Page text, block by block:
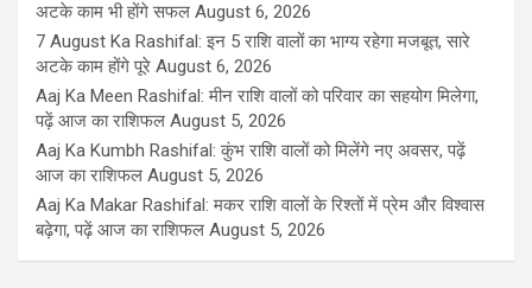
अटके काम भी होंगे सफल August 6, 2026
7 August Ka Rashifal: इन 5 राशि वालों का भाग्य रहेगा मजबूत, सारे
अटके काम होंगे पूरे August 6, 2026
Aaj Ka Meen Rashifal: मीन राशि वालों को परिवार का सहयोग मिलेगा,
पढ़ें आज का राशिफल August 5, 2026
Aaj Ka Kumbh Rashifal: कुंभ राशि वालों को मिलेंगे नए अवसर, पढ़ें
आज का राशिफल August 5, 2026
Aaj Ka Makar Rashifal: मकर राशि वालों के रिश्तों में प्रेम और विश्वास
बढ़ेगा, पढ़ें आज का राशिफल August 5, 2026